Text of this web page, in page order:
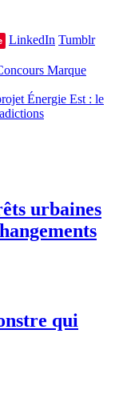
LinkedIn Tumblr
Marque
Énergie Est : le
urbaines
qui